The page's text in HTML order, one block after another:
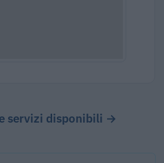
servizi disponibili →